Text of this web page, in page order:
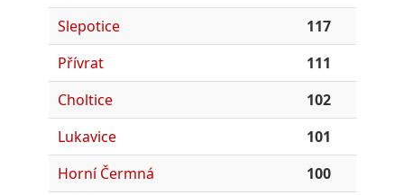
Slepotice
117
Přívrat
111
Choltice
102
Lukavice
101
Horní Čermná
100